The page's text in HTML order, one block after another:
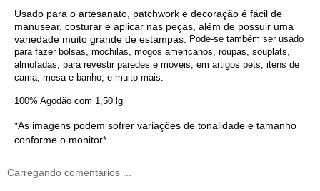
Usado para o artesanato , patchwork e decoração é fácil de
manusear, costurar e aplicar nas peças, além de possuir uma
variedade muito grande de estampas
Pode-se também ser usado
para fazer bolsas, mochilas, mogos americanos, roupas, souplats,
almofadas, para revestir paredes e móveis, em artigos pets, itens de
cama, mesa e banho, e muito mais.
100% Agodão com 1,50 lg
*As imagens podem sofrer variações de tonalidade e tamanho
conforme o monitor*
Carregando comentários ...